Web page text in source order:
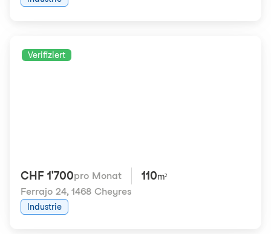
Verifiziert
CHF 1'700pro Monat 110m²
Ferrajo 24, 1468 Cheyres
Industrie